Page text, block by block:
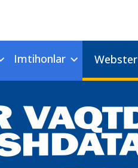
Imtihonlar Webster